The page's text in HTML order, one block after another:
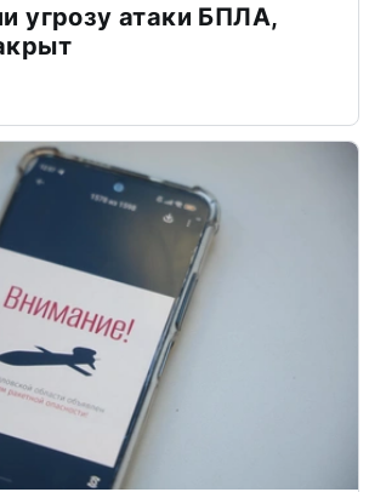
угрозу атаки БПЛА,